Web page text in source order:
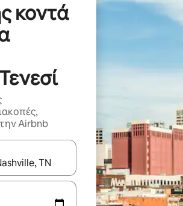
κοντά
Airbnb
μπορείτε να πλοηγηθείτε στη